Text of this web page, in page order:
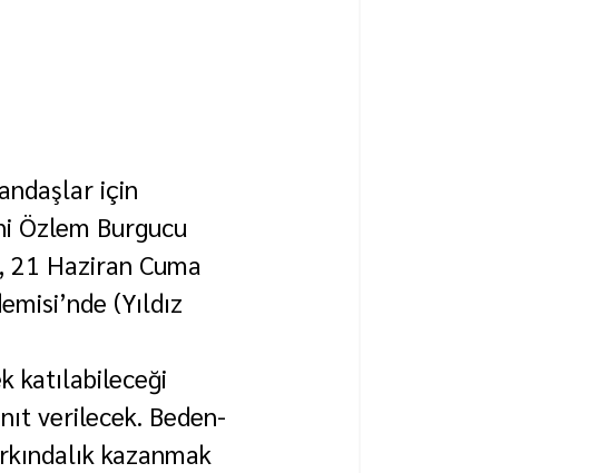
için
Özlem Burgucu
Haziran Cuma
(Yıldız
katılabileceği
verilecek. Beden-
kazanmak